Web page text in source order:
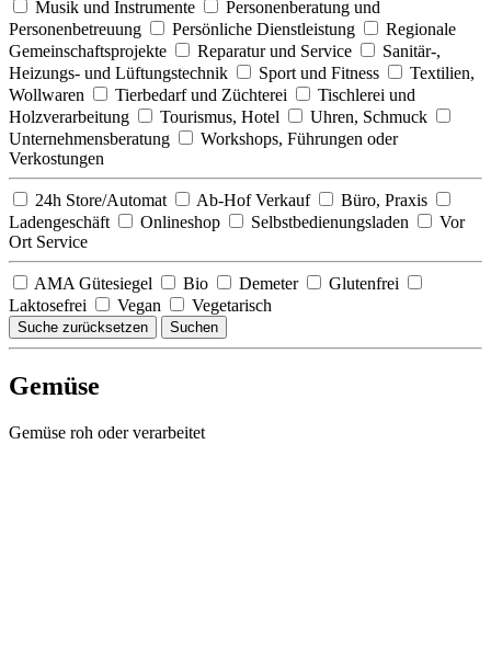
Musik und Instrumente
Personenberatung und
Personenbetreuung
Persönliche Dienstleistung
Regionale
Gemeinschaftsprojekte
Reparatur und Service
Sanitär-,
Heizungs- und Lüftungstechnik
Sport und Fitness
Textilien,
Wollwaren
Tierbedarf und Züchterei
Tischlerei und
Holzverarbeitung
Tourismus, Hotel
Uhren, Schmuck
Unternehmensberatung
Workshops, Führungen oder
Verkostungen
24h Store/Automat Ab-Hof Verkauf
Büro, Praxis
Ladengeschäft
Onlineshop Selbstbedienungsladen
Vor
Ort Service
AMA Gütesiegel Bio Demeter
Glutenfrei
Laktosefrei
Vegan Vegetarisch
Suche zurücksetzen Suchen
Gemüse
Gemüse roh oder verarbeitet